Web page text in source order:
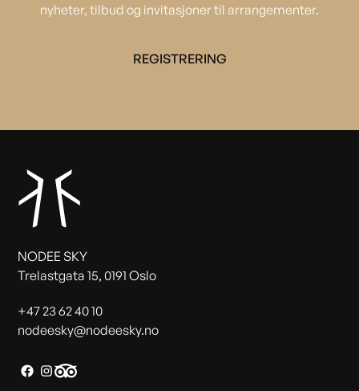
nyheter, tilbud og invitasjoner til arrangementer.
REGISTRERING
NODEE SKY
Trelastgata 15, 0191 Oslo
+47 23 62 40 10
nodeesky@nodeesky.no